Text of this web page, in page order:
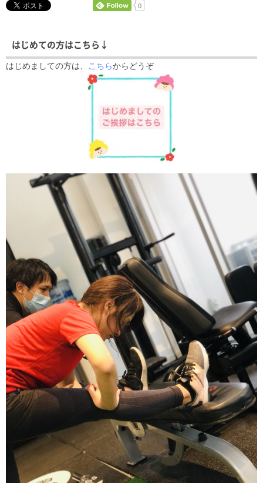
0
はじめての方はこちら↓
はじめましての方は、 こちらからどうぞ